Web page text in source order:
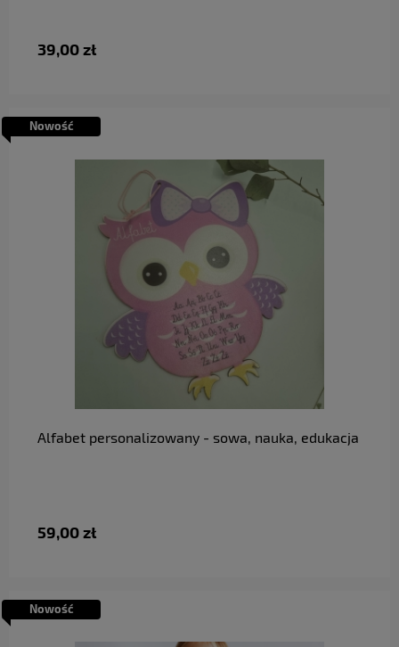
39,00 zł
Alfabet personalizowany - sowa, nauka, edukacja
59,00 zł
do koszyka
Nowość
Nowość